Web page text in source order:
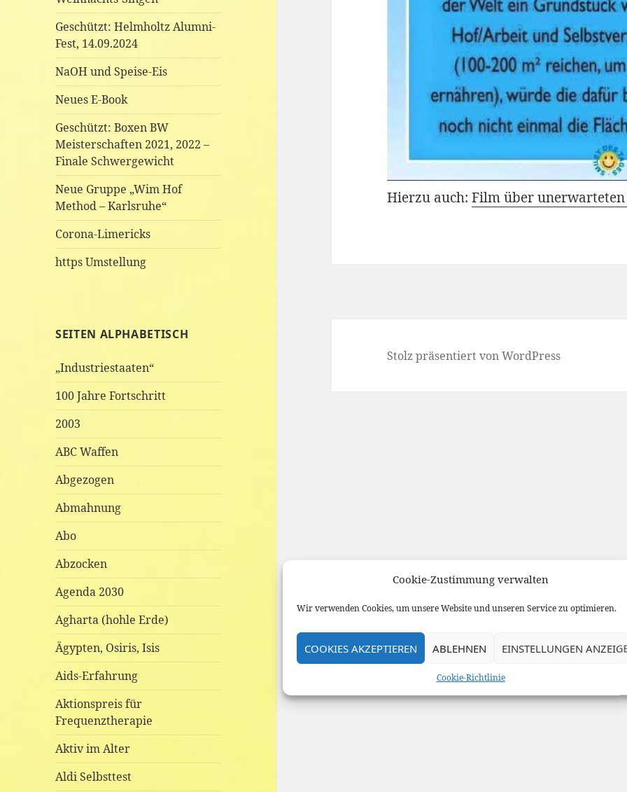
Cookie-Zustimmung verwalten
Wir verwenden Cookies, um unsere Website und unseren Service zu optimieren.
COOKIES AKZEPTIEREN ABLEHNEN EINSTELLUNGEN
Cookie-Richtlinie
Geschützt: Helmholtz Alumni-
Fest, 14.09.2024
NaOH und Speise-Eis
Neues E-Book
Geschützt: Boxen BW
Meisterschaften 2021, 2022 –
Finale Schwergewicht
Neue Gruppe „Wim Hof
Method – Karlsruhe“
Corona-Limericks
https Umstellung
SEITEN ALPHABETISCH
„Industriestaaten“
100 Jahre Fortschritt
2003
ABC Waffen
Abgezogen
Abmahnung
Abo
Abzocken
Agenda 2030
Agharta (hohle Erde)
Ägypten, Osiris, Isis
Aids-Erfahrung
Aktionspreis für
Frequenztherapie
Aktiv im Alter
Aldi Selbsttest
Hierzu auch:Film über unerwarteten
Stolz präsentiert von WordPress